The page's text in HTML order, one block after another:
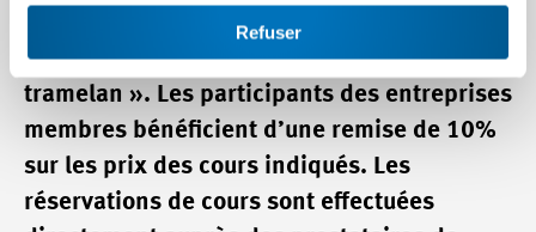
Refuser
locale renommée et expérimentée dans le
secteur de l’industrie. Il s’agit de « cip-
tramelan ». Les participants des entreprises
membres bénéficient d’une remise de 10%
sur les prix des cours indiqués. Les
réservations de cours sont effectuées